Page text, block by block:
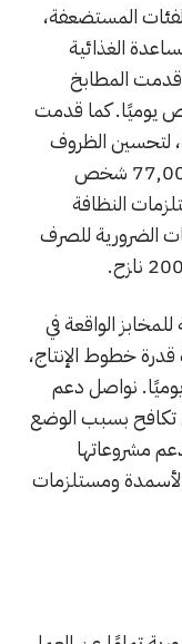
شخص من الفئات المستضعفة،
الغذائية
قدمت المطابخ
لأكثر من 70,000 شخص يوميًا. كما قدمت
لتحسين الظروف
المعيشية للعائلات المستضعفة، لنحو 77,000 شخص
النظافة
الضرورية للصرف
الواقعة في
قدرة خطوط الإنتاج،
330,000 شخص يوميًا. نواصل دعم
تكافح بسبب الوضع
مشروعاتها
ومستلزمات